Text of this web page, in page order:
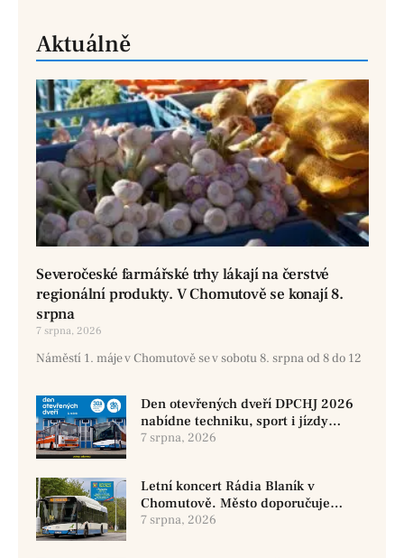
Aktuálně
Severočeské farmářské trhy lákají na čerstvé
regionální produkty. V Chomutově se konají 8.
srpna
7 srpna, 2026
Náměstí 1. máje v Chomutově se v sobotu 8. srpna od 8 do 12
Den otevřených dveří DPCHJ 2026
nabídne techniku, sport i jízdy
historickými vozy
7 srpna, 2026
Letní koncert Rádia Blaník v
Chomutově. Město doporučuje
využít MHD
7 srpna, 2026